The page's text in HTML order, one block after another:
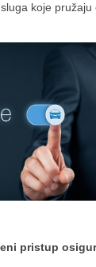
koje pružaju
pristup